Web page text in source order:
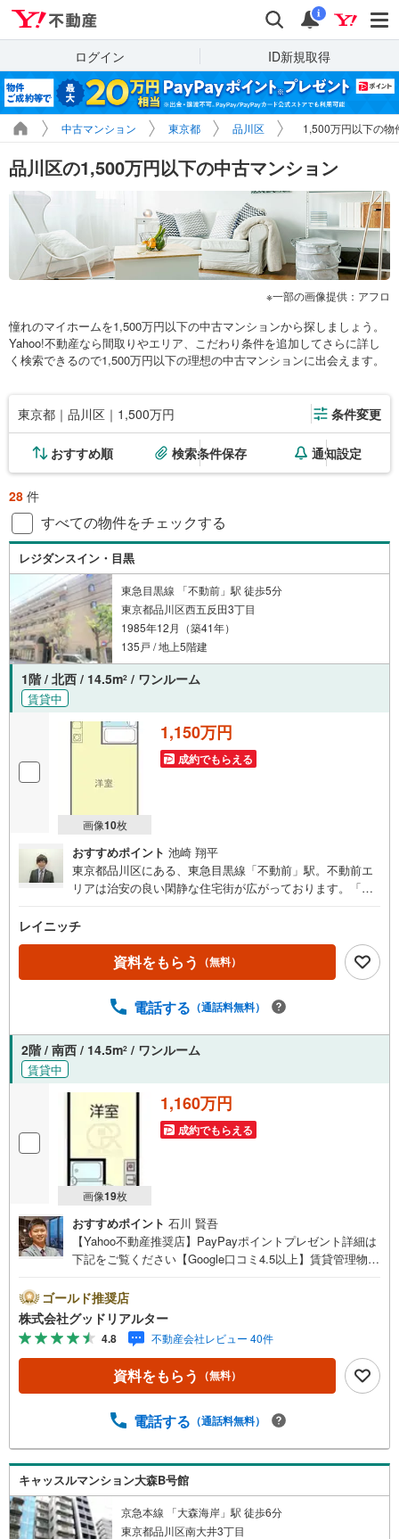
検索 通知
i
ログイン ID新規取得
中古マンション 東京都 品川区 1,500万円以下の物
品川区の1,500万円以下の中古マンション
一部の画像提供：アフロ
憧れのマイホームを1,500万円以下の中古マンションから探しましょう。
Yahoo!不動産なら間取りやエリア、こだわり条件を追加してさらに詳し
く検索できるので1,500万円以下の理想の中古マンションに出会えます。
東京都｜品川区｜1,500万円 条件変更
おすすめ順 検索条件保存 通知設定
28 件
すべての物件をチェックする
レジダンスイン・目黒
東急目黒線 「不動前」駅 徒歩5分
東京都品川区西五反田3丁目
1985年12月（築41年）
135戸 / 地上5階建
1階 / 北西 / 14.5m2 / ワンルーム
賃貸中
画像10枚
1,150万円
成約でもらえる
おすすめポイント 池崎 翔平
東京都品川区にある、東急目黒線「不動前」駅。不動前エ
リアは治安の良い閑静な住宅街が広がっております。「不
がっているため、日常の生活に便利な住環境となっており
ます。アクセス面では、JR山手線が通っている「目黒」駅
まで直通1分で行けるため、利便性も良好です。当物件は
「不動前」駅から徒歩5分の駅近物件です。総戸数132戸の
ー、宅配ボックスが完備されております。現在サブリース
お問い合わせをお待ちしております。
レイニッチ
資料をもらう （無料）
電話する （通話料無料）
2階 / 南西 / 14.5m2 / ワンルーム
賃貸中
画像19枚
1,160万円
成約でもらえる
おすすめポイント 石川 賢吾
【Yahoo不動産推奨店】PayPayポイントプレゼント詳細は
下記をご覧ください【Google口コミ4.5以上】賃貸管理物件
介です。投資用マンションを購入する際、最大のリスクは
空室リスクです。利回りがいくら高かろうとも、空室が続
いてしまえば、絵に描いた餅になってしまいます。弊社で
ご紹介するマンションは、人気エリアのお薦め物件はもち
ろんのこと、エリアのニーズに合った人気のお部屋等、賃
貸営業経験スタッフの培ってきた知識と経験を基に物件を
ての対策はお任せください。掲載されている物件は、弊社
い合わせください。※記載賃料等の収入や利回りは、将来に
わたり、得られることを保証するものではありません。※賃
料等については、賃貸中のものについては現在の賃料等
で、空室または所有者居住中等のものについては、周辺の
賃料相場に基づき、満室時を想定して表示しています。
ゴールド推奨店
株式会社グッドリアルター
4.8 不動産会社レビュー 40件
資料をもらう （無料）
電話する （通話料無料）
キャッスルマンション大森B号館
京急本線 「大森海岸」駅 徒歩6分
東京都品川区南大井3丁目